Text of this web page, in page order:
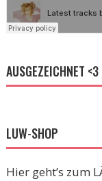
AUSGEZEICHNET <3
LUW-SHOP
Hier geht’s zum